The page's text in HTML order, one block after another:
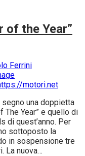
of the Year”
Ferrini
una doppietta
The Year” e quello di
di quest’anno. Per
sottoposto la
in sospensione tre
La nuova…